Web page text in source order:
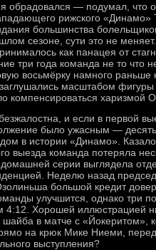
обрадовался — подумал, что
рижского «Динамо»
большинства
сезоне, сути это не
как панацея от
три года команда не то что
восьмёрку намного раньше
масштабом фигуры
компенсироваться харизмой
и если в первой
было ужасным —
в истории «Динамо».
выезда команда потеряла
серии выглядела
Неделю назад
большой кредит
улучшится, однако три
4:12. Хорошей иллюстрацией
в матче с «Йокеритом»,
на крюк Мике Ниеми,
выступления?